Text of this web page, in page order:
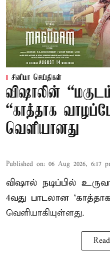
சினிமா செய்திகள்
விஷாலின்
“காத்தாக
வெளியானது
Published on: 06 Aug 2026, 6:17
விஷால் நடிப்பில்
4வது பாடலான
வெளியாகியுள்ளது.